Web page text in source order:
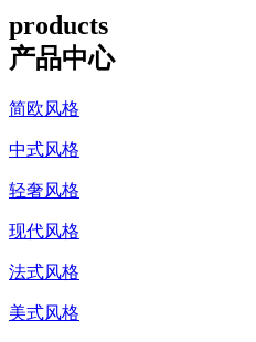
products
产品中心
简欧风格
中式风格
轻奢风格
现代风格
法式风格
美式风格